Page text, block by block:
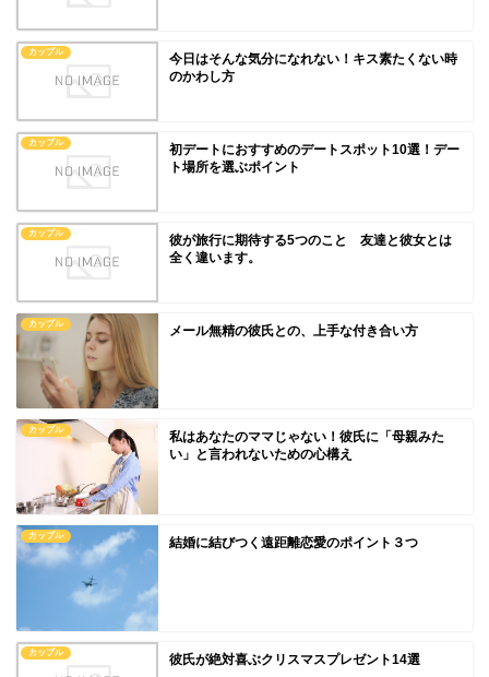
カップル
今日はそんな気分になれない！キス素たくない時
のかわし方
カップル
初デートにおすすめのデートスポット10選！デー
ト場所を選ぶポイント
カップル
彼が旅行に期待する5つのこと 友達と彼女とは
全く違います。
カップル メール無精の彼氏との、上手な付き合い方
カップル
私はあなたのママじゃない！彼氏に「母親みた
い」と言われないための心構え
カップル 結婚に結びつく遠距離恋愛のポイント３つ
カップル 彼氏が絶対喜ぶクリスマスプレゼント14選